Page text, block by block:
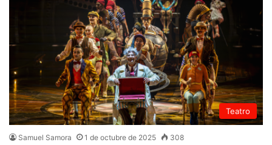
Teatro
Samuel Samora 1 de octubre de 2025 308